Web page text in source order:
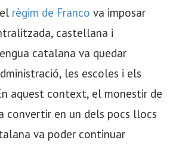
règim de Franco va imposar
castellana i
catalana va quedar
les escoles i els
aquest context, el monestir de
convertir en un dels pocs llocs
va poder continuar